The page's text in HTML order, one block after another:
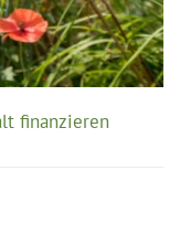
finanzieren